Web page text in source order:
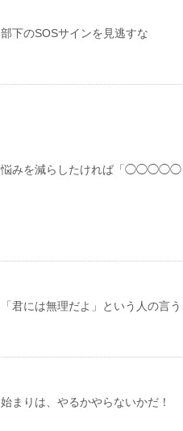
部下のSOSサインを見逃すな
悩みを減らしたければ「◯◯◯◯◯
「君には無理だよ」という人の言
始まりは、やるかやらないかだ！